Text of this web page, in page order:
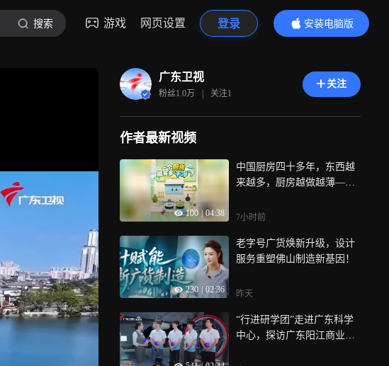
搜索 游戏 网页设置 登录
安装电脑版
内容更精彩
广东卫视
粉丝1.0万 | 关注1
关注
作者最新视频
100 04:38
中国厨房四十多年，东西越
来越多，厨房越做越薄——
点，油垢积在叶轮上，滤网
用775项“好干净”专利，回答
了这个问题，六年迭代四代
到99%，当千年龙泉青瓷融
再只有油垢与噪音，还有东
方生活美学，看广东智造如
7小时前
230 02:36
老字号广货焕新升级，设计
服务重塑佛山制造新基因！
昨天
“行进研学团”走进广东科学
中心，探访广东阳江商业航